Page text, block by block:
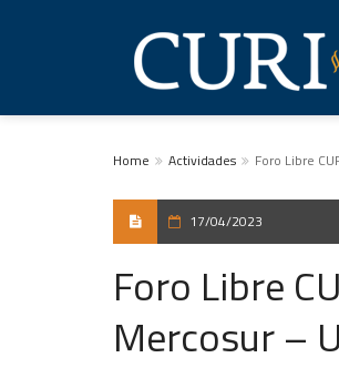
Home Actividades Foro Libre
17/04/2023
Foro Libre
Mercosur –